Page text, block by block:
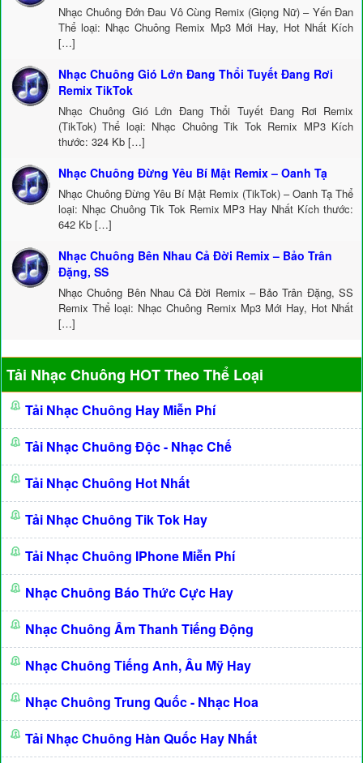
Nhạc Chuông Đớn Đau Vô Cùng Remix (Giọng Nữ) – Yến Đan
Thể loại: Nhạc Chuông Remix Mp3 Mới Hay, Hot Nhất Kích
[…]
Nhạc Chuông Gió Lớn Đang Thổi Tuyết Đang Rơi
Remix TikTok
Nhạc Chuông Gió Lớn Đang Thổi Tuyết Đang Rơi Remix
(TikTok) Thể loại: Nhạc Chuông Tik Tok Remix MP3 Kích
thước: 324 Kb […]
Nhạc Chuông Đừng Yêu Bí Mật Remix – Oanh Tạ
Nhạc Chuông Đừng Yêu Bí Mật Remix (TikTok) – Oanh Tạ Thể
loại: Nhạc Chuông Tik Tok Remix MP3 Hay Nhất Kích thước:
642 Kb […]
Nhạc Chuông Bên Nhau Cả Đời Remix – Bảo Trân
Đặng, SS
Nhạc Chuông Bên Nhau Cả Đời Remix – Bảo Trân Đặng, SS
Remix Thể loại: Nhạc Chuông Remix Mp3 Mới Hay, Hot Nhất
[…]
Tải Nhạc Chuông HOT Theo Thể Loại
Tải Nhạc Chuông Hay Miễn Phí
Tải Nhạc Chuông Độc - Nhạc Chế
Tải Nhạc Chuông Hot Nhất
Tải Nhạc Chuông Tik Tok Hay
Tải Nhạc Chuông IPhone Miễn Phí
Nhạc Chuông Báo Thức Cực Hay
Nhạc Chuông Âm Thanh Tiếng Động
Nhạc Chuông Tiếng Anh, Âu Mỹ Hay
Nhạc Chuông Trung Quốc - Nhạc Hoa
Tải Nhạc Chuông Hàn Quốc Hay Nhất